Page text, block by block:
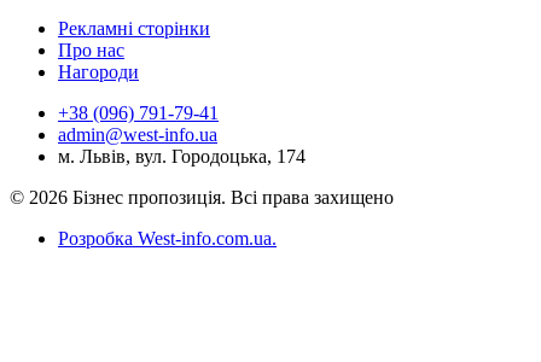
Рекламні сторінки
Про нас
Нагороди
+38 (096) 791-79-41
admin@west-info.ua
м. Львів, вул. Городоцька, 174
© 2026 Бізнес пропозиція. Всі права захищено
Розробка West-info.com.ua.